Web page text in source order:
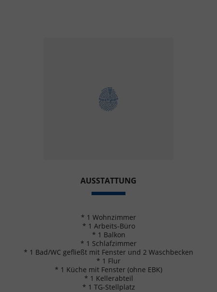
AUSSTATTUNG
* 1 Wohnzimmer
* 1 Arbeits-Büro
* 1 Balkon
* 1 Schlafzimmer
* 1 Bad/WC gefließt mit Fenster und 2 Waschbecken
* 1 Flur
* 1 Küche mit Fenster (ohne EBK)
* 1 Kellerabteil
* 1 TG-Stellplatz